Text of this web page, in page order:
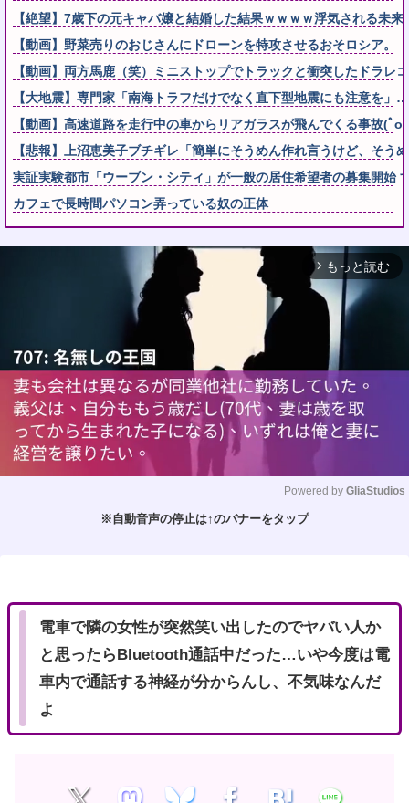
【絶望】7歳下の元キャバ嬢と結婚した結果ｗｗｗｗ浮気される未
【動画】野菜売りのおじさんにドローンを特攻させるおそロシア。
【動画】両方馬鹿（笑）ミニストップでトラックと衝突したドラレ
【大地震】専門家「南海トラフだけでなく直下型地震にも注意を
【動画】高速道路を走行中の車からリアガラスが飛んでくる事故(ﾟo
【悲報】上沼恵美子ブチギレ「簡単にそうめん作れ言うけど、そう
実証実験都市「ウーブン・シティ」が一般の居住希望者の募集開始
カフェで長時間パソコン弄っている奴の正体
arrow_forward_ios もっと読む
Powered by GliaStudios
※自動音声の停止は↑のバナーをタップ
電車で隣の女性が突然笑い出したのでヤバい人か
と思ったらBluetooth通話中だった…いや今度は電
車内で通話する神経が分からんし、不気味なんだ
よ